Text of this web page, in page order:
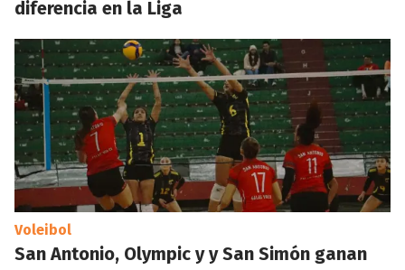
diferencia en la Liga
Voleibol
San Antonio, Olympic y y San Simón ganan